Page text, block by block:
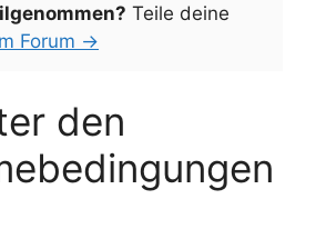
Teile deine
Forum →
den